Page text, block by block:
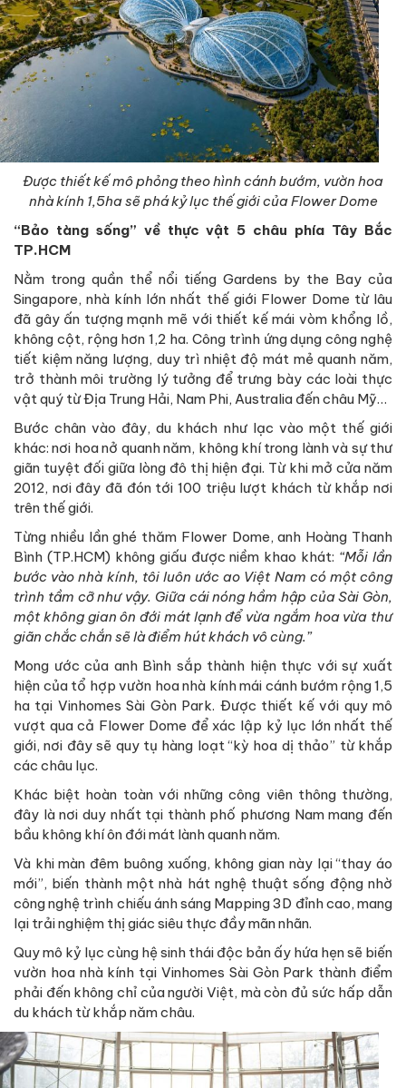
Được thiết kế mô phỏng theo hình cánh bướm, vườn hoa
nhà kính 1,5ha sẽ phá kỷ lục thế giới của Flower Dome
“Bảo tàng sống” về thực vật 5 châu phía Tây Bắc
TP.HCM
Nằm trong quần thể nổi tiếng Gardens by the Bay của
Singapore, nhà kính lớn nhất thế giới Flower Dome từ lâu
đã gây ấn tượng mạnh mẽ với thiết kế mái vòm khổng lồ,
không cột, rộng hơn 1,2 ha. Công trình ứng dụng công nghệ
tiết kiệm năng lượng, duy trì nhiệt độ mát mẻ quanh năm,
trở thành môi trường lý tưởng để trưng bày các loài thực
vật quý từ Địa Trung Hải, Nam Phi, Australia đến châu Mỹ…
Bước chân vào đây, du khách như lạc vào một thế giới
khác: nơi hoa nở quanh năm, không khí trong lành và sự thư
giãn tuyệt đối giữa lòng đô thị hiện đại. Từ khi mở cửa năm
2012, nơi đây đã đón tới 100 triệu lượt khách từ khắp nơi
trên thế giới.
Từng nhiều lần ghé thăm Flower Dome, anh Hoàng Thanh
Bình (TP.HCM) không giấu được niềm khao khát: “Mỗi lần
bước vào nhà kính, tôi luôn ước ao Việt Nam có một công
trình tầm cỡ như vậy. Giữa cái nóng hầm hập của Sài Gòn,
một không gian ôn đới mát lạnh để vừa ngắm hoa vừa thư
giãn chắc chắn sẽ là điểm hút khách vô cùng.”
Mong ước của anh Bình sắp thành hiện thực với sự xuất
hiện của tổ hợp vườn hoa nhà kính mái cánh bướm rộng 1,5
ha tại Vinhomes Sài Gòn Park. Được thiết kế với quy mô
vượt qua cả Flower Dome để xác lập kỷ lục lớn nhất thế
giới, nơi đây sẽ quy tụ hàng loạt “kỳ hoa dị thảo” từ khắp
các châu lục.
Khác biệt hoàn toàn với những công viên thông thường,
đây là nơi duy nhất tại thành phố phương Nam mang đến
bầu không khí ôn đới mát lành quanh năm.
Và khi màn đêm buông xuống, không gian này lại “thay áo
mới”, biến thành một nhà hát nghệ thuật sống động nhờ
công nghệ trình chiếu ánh sáng Mapping 3D đỉnh cao, mang
lại trải nghiệm thị giác siêu thực đầy mãn nhãn.
Quy mô kỷ lục cùng hệ sinh thái độc bản ấy hứa hẹn sẽ biến
vườn hoa nhà kính tại Vinhomes Sài Gòn Park thành điểm
phải đến không chỉ của người Việt, mà còn đủ sức hấp dẫn
du khách từ khắp năm châu.